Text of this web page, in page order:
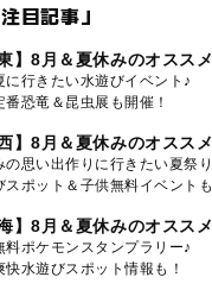
目記事」
東】8月＆夏休みのオススメ
に行きたい水遊びイベント♪
番恐竜＆昆虫展も開催！
西】8月＆夏休みのオススメ
の思い出作りに行きたい夏祭り
スポット＆子供無料イベントも
海】8月＆夏休みのオススメ
料ポケモンスタンプラリー♪
快水遊びスポット情報も！